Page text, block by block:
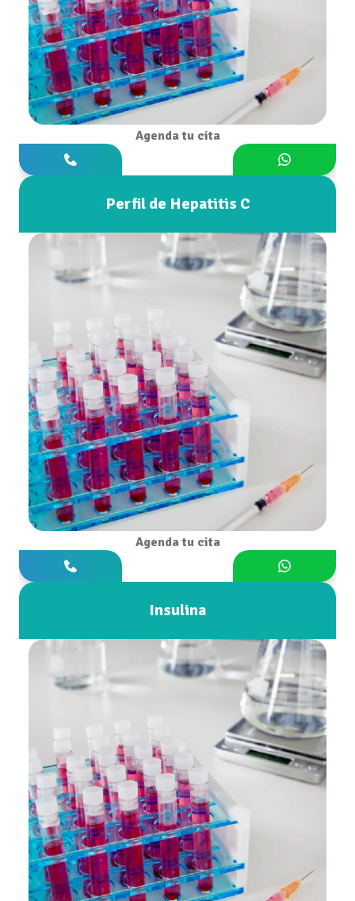
Agenda tu cita
Perfil de Hepatitis C
Agenda tu cita
Insulina